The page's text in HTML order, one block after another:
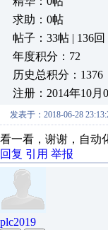
求助：0帖
帖子：33帖 | 136回
年度积分：72
历史总积分：1376
注册：2014年10月
发表于：2018-06-28
看一看，谢谢，自动
回复 引用 举报
plc2019